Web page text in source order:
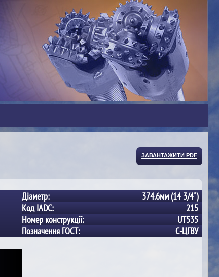
ЗАВАНТАЖИТИ PDF
Діаметр:
374.6мм (14 3/4")
Код IADC:
215
Номер конструкції:
UT535
Позначення ГОСТ:
С-ЦГВУ